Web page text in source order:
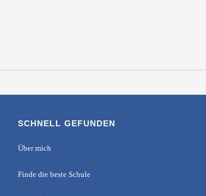
SCHNELL GEFUNDEN
Über mich
Finde die beste Schule